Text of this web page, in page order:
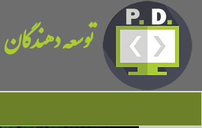
توسعه دهندگان